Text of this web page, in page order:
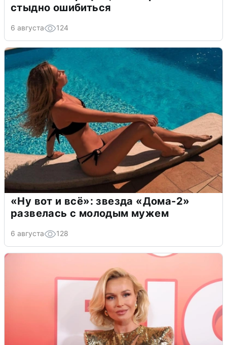
стыдно ошибиться
6 августа 124
«Ну вот и всё»: звезда «Дома-2»
развелась с молодым мужем
6 августа 128